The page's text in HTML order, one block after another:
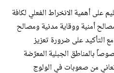
على أهمية الانخراط الفعلي لكافة
أمنية ووقاية مدنية ومصالح
التأكيد على ضرورة تعزيز
بالمناطق الجبلية المعرّضة
من صعوبات في الولوج